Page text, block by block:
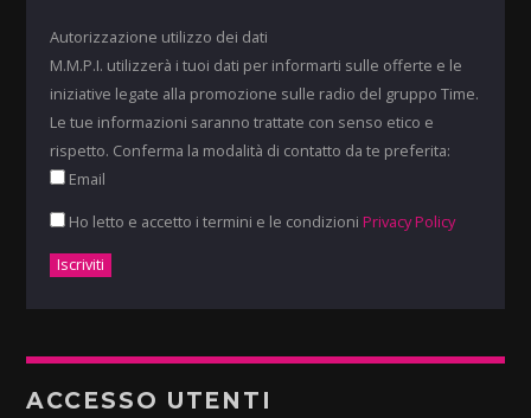
Autorizzazione utilizzo dei dati
M.M.P.I. utilizzerà i tuoi dati per informarti sulle offerte e le
iniziative legate alla promozione sulle radio del gruppo Time.
Le tue informazioni saranno trattate con senso etico e
rispetto. Conferma la modalità di contatto da te preferita:
Email
Ho letto e accetto i termini e le condizioni Privacy Policy
ACCESSO UTENTI